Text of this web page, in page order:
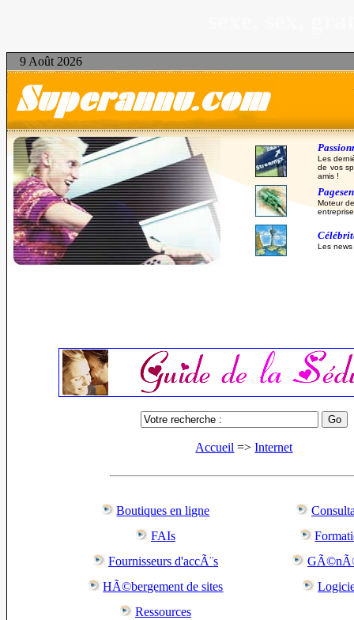
9 Août 2026
Les
de vos
amis !
Moteur
Les
Accueil =>Internet
Boutiques en ligne
FAIs
Fournisseurs d'accÃ¨s
HÃ©bergement de sites
Ressources